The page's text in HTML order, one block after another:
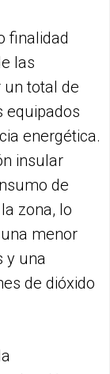
finalidad
las
total de
equipados
energética.
insular
de
zona, lo
menor
y una
de dióxido